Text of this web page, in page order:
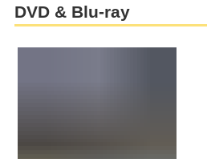
DVD & Blu-ray